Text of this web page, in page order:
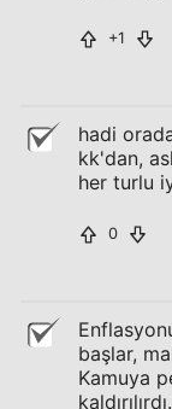
+1
hadi
kk'dan,
her turlu
0
başlar,
Kamuya
kaldırılırdı.